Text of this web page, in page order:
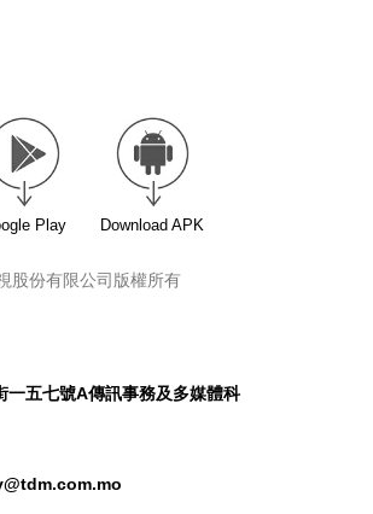
Play Download APK
股份有限公司版權所有
一五七號A傳訊事務及多媒體科